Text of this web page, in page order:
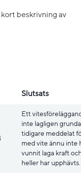
beskrivning av
Slutsats
Ett
inte lagligen
tidigare meddelat
med vite ännu inte
vunnit laga kraft
heller har upphävts.